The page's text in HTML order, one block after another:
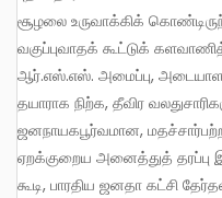
சூழலை உருவாக்கிக்
வகுப்புவாதக் கூட்டுக்
ஆர்.எஸ்.எஸ். அமைப்பு,
தயாராக நிற்க, தீவிர
ஜனநாயகபூர்வமான,
ஏறக்குறைய அனைத்துத் தரப்பு
கூடி, பாரதிய ஜனதா கட்சி